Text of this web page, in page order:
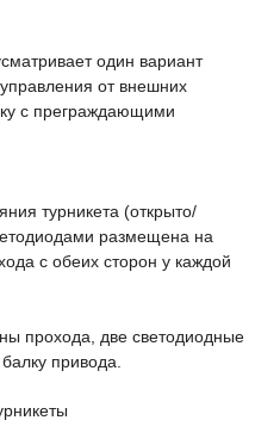
один вариант
от внешних
с преграждающими
турникета (открыто/
размещена на
с обеих сторон у каждой
прохода, две светодиодные
привода.